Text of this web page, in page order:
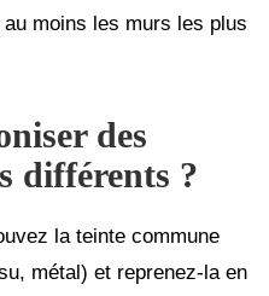
moins les murs les plus
des
différents ?
la teinte commune
métal) et reprenez-la en